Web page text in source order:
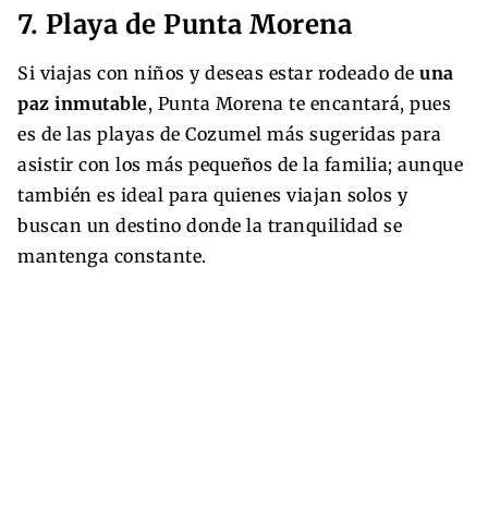
7. Playa de Punta Morena
Si viajas con niños y deseas estar rodeado de una
paz inmutable, Punta Morena te encantará, pues
es de las playas de Cozumel más sugeridas para
asistir con los más pequeños de la familia; aunque
también es ideal para quienes viajan solos y
buscan un destino donde la tranquilidad se
mantenga constante.